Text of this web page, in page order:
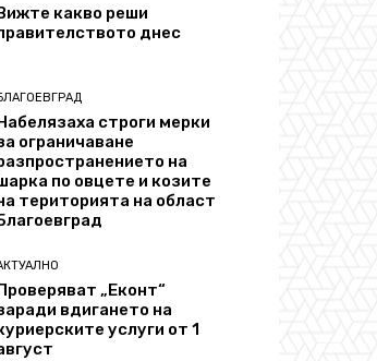
какво реши
днес
строги мерки
ограничаване
на
по овцете и козите
територията на област
„Еконт“
вдигането на
услуги от 1